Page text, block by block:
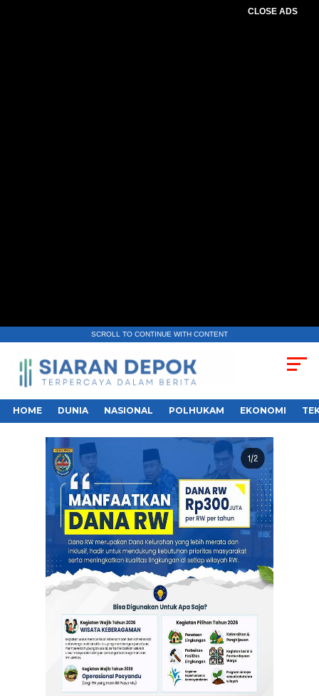
CLOSE ADS
SCROLL TO CONTINUE WITH CONTENT
HOME DUNIA NASIONAL POLHUKAM EKONOMI